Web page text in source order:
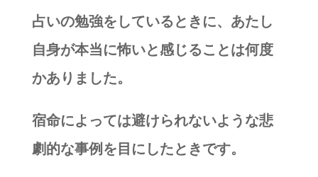
占いの勉強をしているときに、あたし
自身が本当に怖いと感じることは何度
かありました。
宿命によっては避けられないような悲
劇的な事例を目にしたときです。